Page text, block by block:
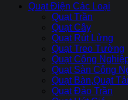
Quạt Điện Các Loại
Quạt Trần
Quạt Cây
Quạt Rút Lửng
Quạt Treo Tường
Quạt Công
Quạt Sàn Công
Quạt Bàn,Quạt
Quạt Đảo Trần